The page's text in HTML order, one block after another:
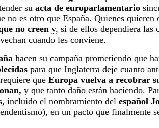
su acta de europarlamentario
no es otro que España. Quienes quieren
no creen y, si de ellos dependiera las
cuando les conviene.
hacen su campaña prometiendo que
para que Inglaterra deje cuanto
que Europa vuelva a recobrar
y que tanto daño están haciendo.
incluido el nombramiento del español
en un pacto que finalmente